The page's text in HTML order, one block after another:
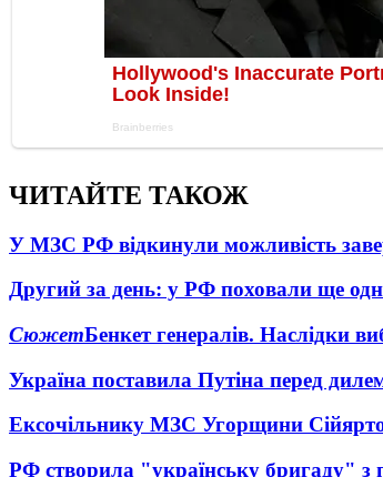
ЧИТАЙТЕ ТАКОЖ
У МЗС РФ відкинули можливість
Другий за день: у РФ поховали ще
СюжетБенкет генералів. Наслідки
Україна поставила Путіна перед
Ексочільнику МЗС Угорщини
РФ створила "українську бригаду" з